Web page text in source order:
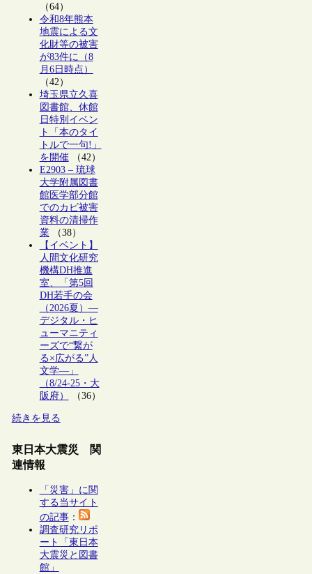
（64）
令和8年熊本
地震による文
化財等の被害
が83件に（8
月6日時点）
（42）
埼玉県立久喜
図書館、休館
日特別イベン
ト「本のタイ
トルで一句!」
を開催（42）
E2903 – 琉球
大学附属図書
館医学部分館
でのカビ被害
資料の清掃作
業（38）
【イベント】
人間文化研究
機構DH推進
室、「第5回
DH若手の会
（2026夏）―
デジタル・ヒ
ューマニティ
ーズで“繋が
る×広がる”人
文学―」
（8/24-25・大
阪府）
（36）
続きを見る
東日本大震災 関
連情報
「災害」に関
する当サイト
の記事：
調査研究リポ
ート「東日本
大震災と図書
館」